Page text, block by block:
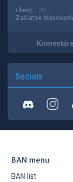
Hlasy: 129
Začiatok
Socials
BAN menu
BAN list